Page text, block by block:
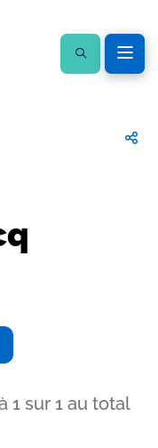
1 sur 1 au total